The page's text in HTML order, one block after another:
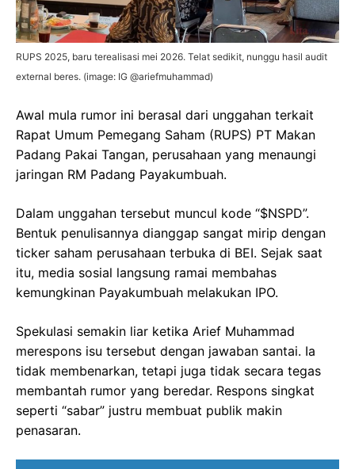
RUPS 2025, baru terealisasi mei 2026. Telat sedikit, nunggu hasil audit
external beres. (image: IG @ariefmuhammad)
Awal mula rumor ini berasal dari unggahan terkait
Rapat Umum Pemegang Saham (RUPS) PT Makan
Padang Pakai Tangan, perusahaan yang menaungi
jaringan RM Padang Payakumbuah.
Dalam unggahan tersebut muncul kode “$NSPD”.
Bentuk penulisannya dianggap sangat mirip dengan
ticker saham perusahaan terbuka di BEI. Sejak saat
itu, media sosial langsung ramai membahas
kemungkinan Payakumbuah melakukan IPO.
Spekulasi semakin liar ketika Arief Muhammad
merespons isu tersebut dengan jawaban santai. Ia
tidak membenarkan, tetapi juga tidak secara tegas
membantah rumor yang beredar. Respons singkat
seperti “sabar” justru membuat publik makin
penasaran.